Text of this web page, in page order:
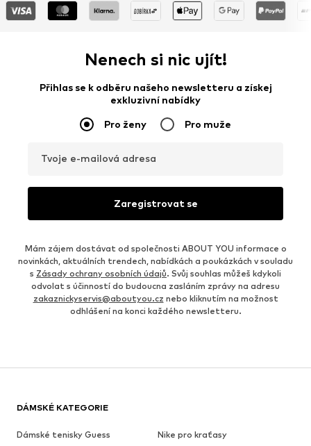
Nenech si nic ujít!
Přihlas se k odběru našeho newsletteru a získej
exkluzivní nabídky
Pro ženy Pro muže
Tvoje e-mailová adresa
Zaregistrovat se
Mám zájem dostávat od společnosti ABOUT YOU informace o
novinkách, aktuálních trendech, nabídkách a poukázkách v souladu
s Zásady ochrany osobních údajů. Svůj souhlas můžeš kdykoli
odvolat s účinností do budoucna zasláním zprávy na adresu
zakaznickyservis@aboutyou.cz nebo kliknutím na možnost
odhlášení na konci každého newsletteru.
DÁMSKÉ KATEGORIE
Dámské tenisky Guess
Nike pro kraťasy